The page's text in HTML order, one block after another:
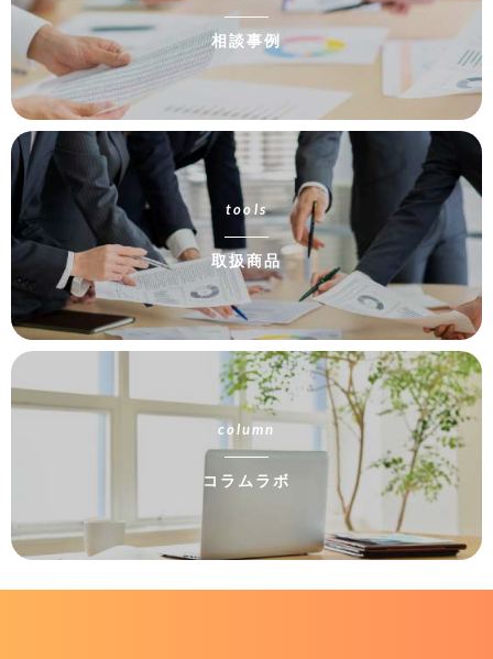
相談事例
tools
取扱商品
column
コラムラボ